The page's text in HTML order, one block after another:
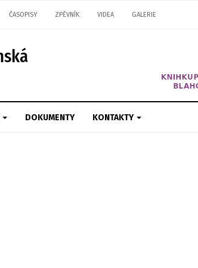
ČASOPISY ZPĚVNÍK VIDEA GALERIE
DOKUMENTY KONTAKTY